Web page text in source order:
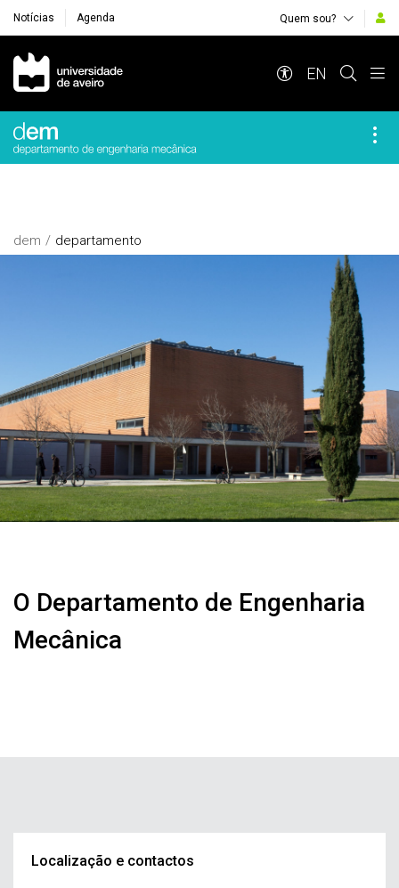
Notícias Agenda Quem sou?
Navegação Principal
EN
dem departamento
O Departamento de Engenharia
Mecânica
Localização e contactos